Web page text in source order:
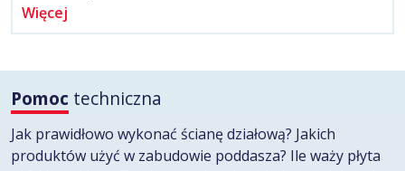
Więcej
Pomoc techniczna
Jak prawidłowo wykonać ścianę działową? Jakich
produktów użyć w zabudowie poddasza? Ile waży płyta